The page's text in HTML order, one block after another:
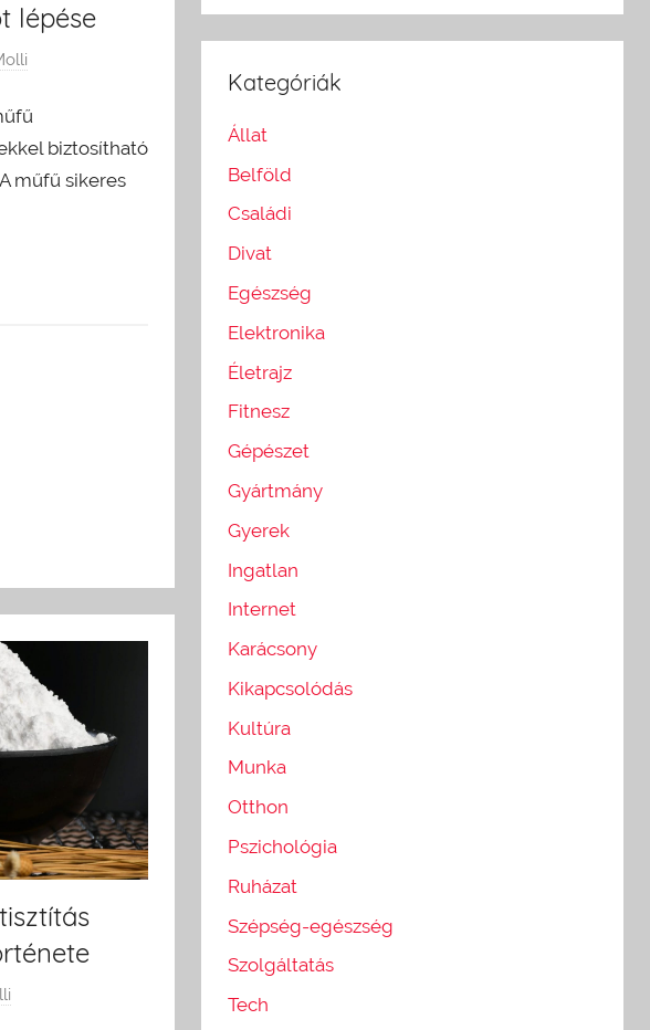
lépése
biztosítható
műfű sikeres
Kategóriák
Állat
Belföld
Családi
Divat
Egészség
Elektronika
Életrajz
Fitnesz
Gépészet
Gyártmány
Gyerek
Ingatlan
Internet
Karácsony
Kikapcsolódás
Kultúra
Munka
Otthon
Pszichológia
Ruházat
Szépség-egészség
Szolgáltatás
Tech